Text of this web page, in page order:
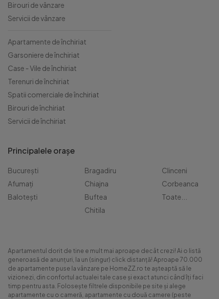
Birouri de vânzare
Servicii de vânzare
Apartamente de închiriat
Garsoniere de închiriat
Case - Vile de închiriat
Terenuri de închiriat
Spatii comerciale de închiriat
Birouri de închiriat
Servicii de închiriat
Principalele orașe
București
Afumați
Balotești
Bragadiru
Chiajna
Buftea
Chitila
Clinceni
Corbeanca
Toate...
Apartamentul dorit de tine e mult mai aproape decât crezi! Ai o listă
generoasă de anunțuri, la un (singur) click distanță! Aproape 70.000
de apartamente puse la vânzare pe HomeZZ.ro te așteaptă să le
vizionezi, din confortul actualei tale case și exact atunci când îți faci
timp pentru asta. Folosește filtrele disponibile pe site și alege
apartamente cu o cameră, apartamente cu două camere (peste